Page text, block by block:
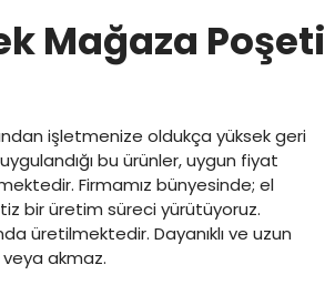
Mağaza Poşeti
işletmenize oldukça yüksek geri
bu ürünler, uygun fiyat
Firmamız bünyesinde; el
bir üretim süreci yürütüyoruz.
üretilmektedir. Dayanıklı ve uzun
akmaz.